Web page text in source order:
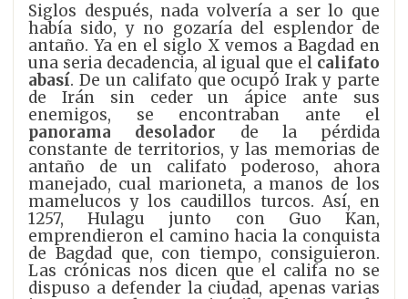
Siglos después, nada volvería a ser lo que
había sido, y no gozaría del esplendor de
antaño. Ya en el siglo X vemos a Bagdad en
una seria decadencia, al igual que el califato
abasí. De un califato que ocupó Irak y parte
de Irán sin ceder un ápice ante sus
enemigos, se encontraban ante el
panorama desolador de la pérdida
constante de territorios, y las memorias de
antaño de un califato poderoso, ahora
manejado, cual marioneta, a manos de los
mamelucos y los caudillos turcos. Así, en
1257, Hulagu junto con Guo Kan,
emprendieron el camino hacia la conquista
de Bagdad que, con tiempo, consiguieron.
Las crónicas nos dicen que el califa no se
dispuso a defender la ciudad, apenas varias